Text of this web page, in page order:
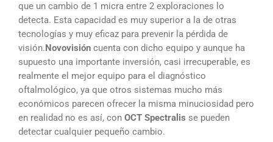
que un cambio de 1 micra entre 2 exploraciones lo
detecta. Esta capacidad es muy superior a la de otras
tecnologías y muy eficaz para prevenir la pérdida de
visión.Novovisión cuenta con dicho equipo y aunque ha
supuesto una importante inversión, casi irrecuperable, es
realmente el mejor equipo para el diagnóstico
oftalmológico, ya que otros sistemas mucho más
económicos parecen ofrecer la misma minuciosidad pero
en realidad no es así, con OCT Spectralis se pueden
detectar cualquier pequeño cambio.